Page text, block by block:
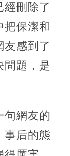
經刪除了
把保潔和
友感到了
問題，是
句網友的
事后的態